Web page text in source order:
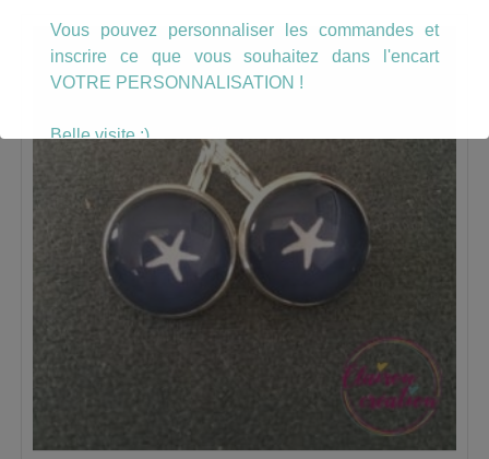
Vous pouvez personnaliser les commandes et
inscrire ce que vous souhaitez dans l'encart
VOTRE PERSONNALISATION !
Belle visite :)